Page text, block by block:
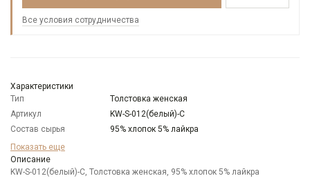
Все условия сотрудничества
Характеристики
Тип
Толстовка женская
Артикул
KW-S-012(белый)-C
Состав сырья
95% хлопок 5% лайкра
Бренд
Цвет
Показать еще
Описание
KW-S-012(белый)-C, Толстовка женская, 95% хлопок 5% лайкра